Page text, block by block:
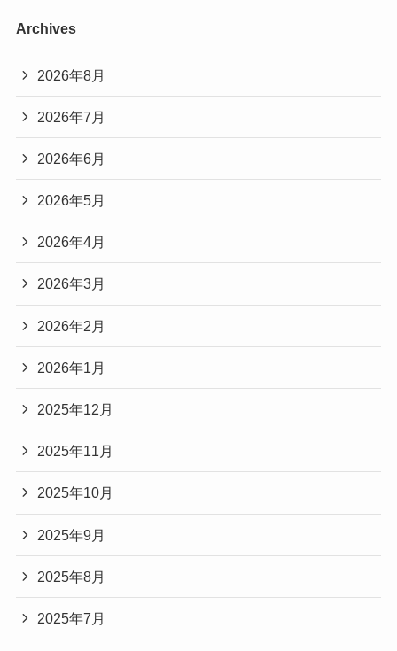
Archives
2026年8月
2026年7月
2026年6月
2026年5月
2026年4月
2026年3月
2026年2月
2026年1月
2025年12月
2025年11月
2025年10月
2025年9月
2025年8月
2025年7月